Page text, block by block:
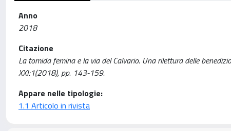
Anno
2018
Citazione
La tomida femina e la via del Calvario. Una rilettura delle
XXI:1(2018), pp. 143-159.
Appare nelle tipologie:
1.1 Articolo in rivista